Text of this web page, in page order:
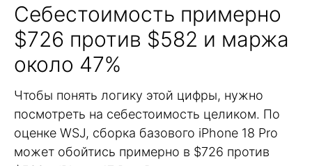
Себестоимость примерно
$726 против $582 и маржа
около 47%
Чтобы понять логику этой цифры, нужно
посмотреть на себестоимость целиком. По
оценке WSJ, сборка базового iPhone 18 Pro
может обойтись примерно в $726 против